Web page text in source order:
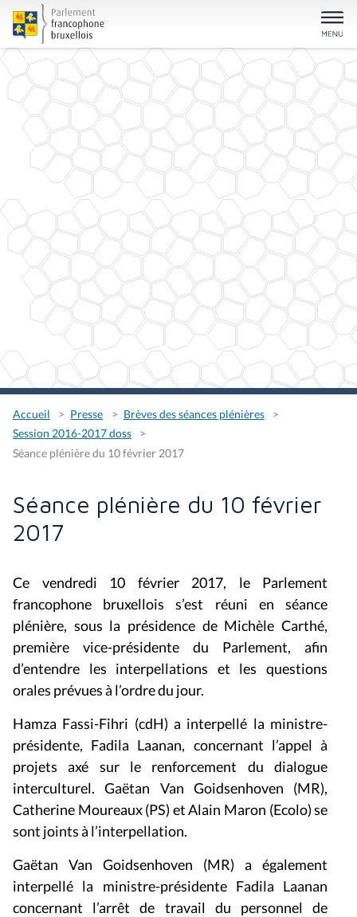
Accueil Presse
Brèves des séances plénières
Session 2016-2017 doss
Séance plénière du 10 février 2017
Séance plénière du 10 février
2017
Ce vendredi 10 février 2017, le Parlement
francophone bruxellois s’est réuni en séance
plénière, sous la présidence de Michèle Carthé,
première vice-présidente du Parlement, afin
d’entendre les interpellations et les questions
orales prévues à l’ordre du jour.
Hamza Fassi-Fihri (cdH) a interpellé la ministre-
présidente, Fadila Laanan, concernant l’appel à
projets axé sur le renforcement du dialogue
interculturel. Gaëtan Van Goidsenhoven (MR),
Catherine Moureaux (PS) et Alain Maron (Ecolo) se
sont joints à l’interpellation.
Gaëtan Van Goidsenhoven (MR) a également
interpellé la ministre-présidente Fadila Laanan
concernant l’arrêt de travail du personnel de